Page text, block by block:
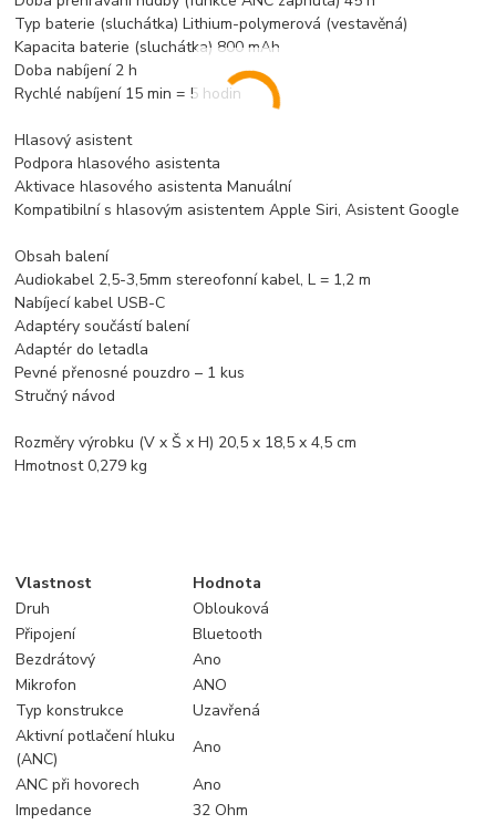
Typ baterie (sluchátka) Lithium-polymerová (vestavěná)
Kapacita baterie (sluchátka) 800 mAh
Doba nabíjení 2 h
Rychlé nabíjení 15 min = 5 hodin
Hlasový asistent
Podpora hlasového asistenta
Aktivace hlasového asistenta Manuální
Kompatibilní s hlasovým asistentem Apple Siri, Asistent Google
Obsah balení
Audiokabel 2,5-3,5mm stereofonní kabel, L = 1,2 m
Nabíjecí kabel USB-C
Adaptéry součástí balení
Adaptér do letadla
Pevné přenosné pouzdro – 1 kus
Stručný návod
Rozměry výrobku (V x Š x H) 20,5 x 18,5 x 4,5 cm
Hmotnost 0,279 kg
Vlastnost
Hodnota
Druh
Oblouková
Připojení
Bluetooth
Bezdrátový
Ano
Mikrofon
ANO
Typ konstrukce
Uzavřená
Aktivní potlačení hluku
(ANC)
Ano
ANC při hovorech
Ano
Impedance
32 Ohm